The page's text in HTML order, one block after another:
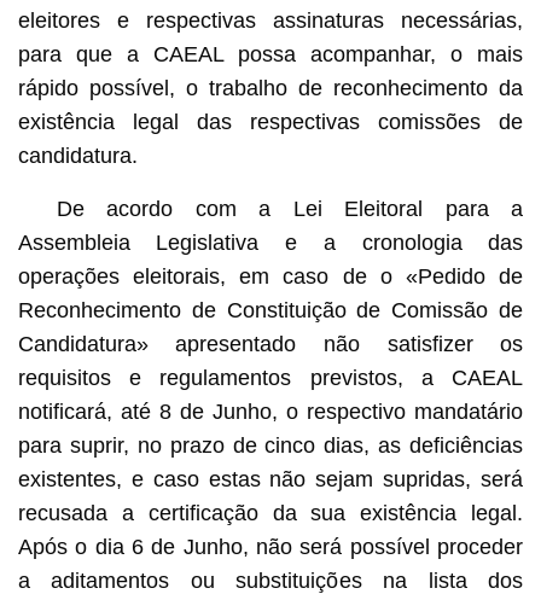
eleitores e respectivas assinaturas necessárias,
para que a CAEAL possa acompanhar, o mais
rápido possível, o trabalho de reconhecimento da
existência legal das respectivas comissões de
candidatura.
De acordo com a Lei Eleitoral para a
Assembleia Legislativa e a cronologia das
operações eleitorais, em caso de o «Pedido de
Reconhecimento de Constituição de Comissão de
Candidatura» apresentado não satisfizer os
requisitos e regulamentos previstos, a CAEAL
notificará, até 8 de Junho, o respectivo mandatário
para suprir, no prazo de cinco dias, as deficiências
existentes, e caso estas não sejam supridas, será
recusada a certificação da sua existência legal.
Após o dia 6 de Junho, não será possível proceder
a aditamentos ou substituições na lista dos